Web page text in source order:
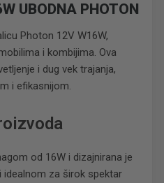
UBODNA PHOTON
Photon 12V W16W,
i kombijima. Ova
i dug vek trajanja,
i efikasnijom.
od 16W i dizajnirana je
idealnom za širok spektar